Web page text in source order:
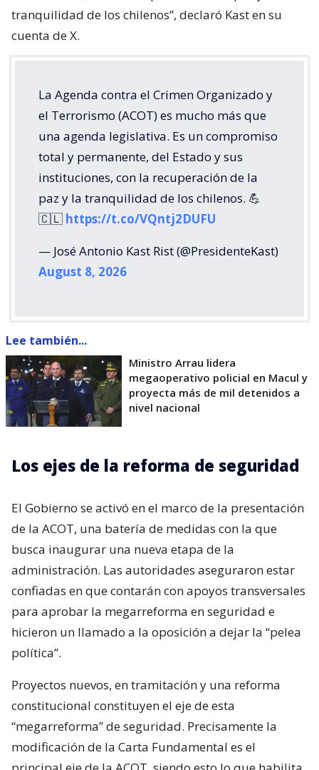
tranquilidad de los chilenos”, declaró Kast en su
cuenta de X.
La Agenda contra el Crimen Organizado y
el Terrorismo (ACOT) es mucho más que
una agenda legislativa. Es un compromiso
total y permanente, del Estado y sus
instituciones, con la recuperación de la
paz y la tranquilidad de los chilenos. 💪
🇨🇱 https://t.co/VQntj2DUFU
— José Antonio Kast Rist (@PresidenteKast)
August 8, 2026
Lee también...
Ministro Arrau lidera
megaoperativo policial en Macul y
proyecta más de mil detenidos a
nivel nacional
Los ejes de la reforma de seguridad
El Gobierno se activó en el marco de la presentación
de la ACOT, una batería de medidas con la que
busca inaugurar una nueva etapa de la
administración. Las autoridades aseguraron estar
confiadas en que contarán con apoyos transversales
para aprobar la megarreforma en seguridad e
hicieron un llamado a la oposición a dejar la “pelea
política”.
Proyectos nuevos, en tramitación y una reforma
constitucional constituyen el eje de esta
“megarreforma” de seguridad. Precisamente la
modificación de la Carta Fundamental es el